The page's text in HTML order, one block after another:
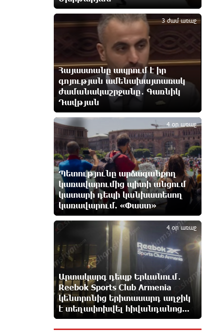
Գարեգին Բ-ի և եպիսկոպոսների
դեմ քրեական հետապնդումը
մեկ ժամ առաջ
Սարյան փողոցի բնակարաններից
մեկում պայթյունի հետևանքով
55-ամյա տղամարդը
այրվածքներով տեղափոխվել է
«Այրվածքաբանության ազգային կենտրոն»
մեկ ժամ առաջ
Սլովակիայի արևելքում
արտակարգ դրություն է
հայտարարվել շոգի ալիքների
պատճառով
2 ժամ առաջ
Երթևեկության կազմակերպման
փոփոխություն տեղի կունենա
2 ժամ առաջ
Հայաստանի հավաքականի
նախկին մարզիչը կգլխավորի
Ղազախստանի հավաքականը
2 ժամ առաջ
ԱԱԾ-ն զեկույց է ներկայացրել
3 ժամ առաջ
Հայաստանը ապրում է իր
գոյության ամենախայտառակ
ժամանակաշրջանը․ Գառնիկ
Դավթյան
3 ժամ առաջ
3
Պետությունը արձագանքող
կառավարումից պիտի անցում
կատարի դեպի կանխատեսող
կառավարում. «Փաստ»
4 օր առաջ
4
Արտակարգ դեպք Երևանում․
Reebok Sports Club Armenia
կենտրոնից երիտասարդ աղջիկ
է տեղափոխվել հիվանդանոց...
4 օր առաջ
5